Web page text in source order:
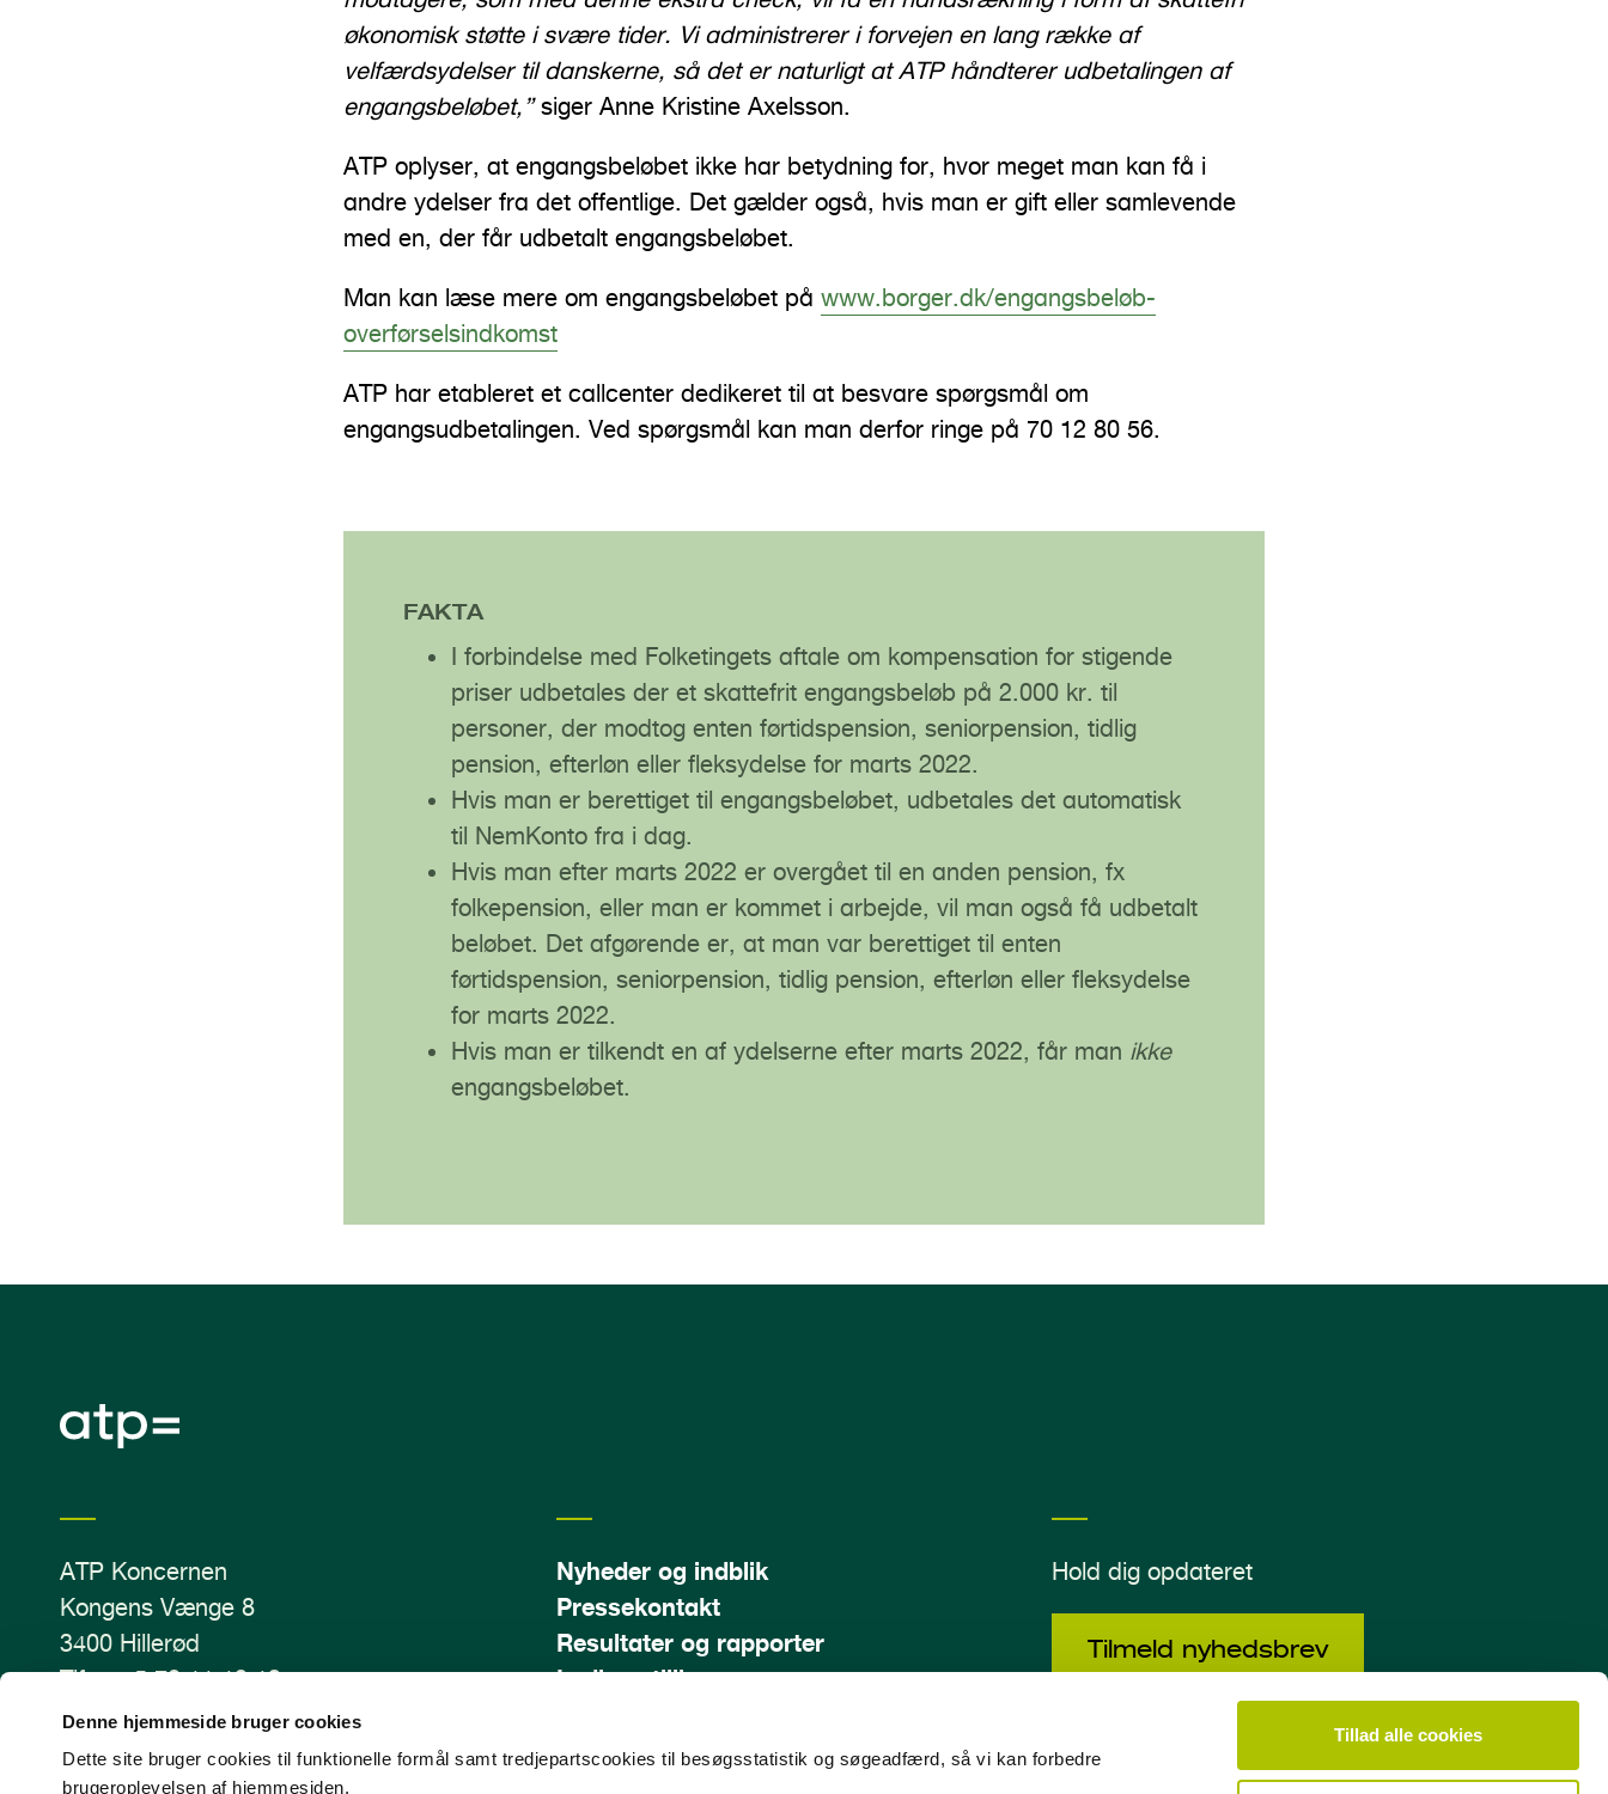
Denne hjemmeside bruger cookies
Dette site bruger cookies til funktionelle formål samt tredjepartscookies til besøgsstatistik og søgeadfærd, så vi kan forbedre
brugeroplevelsen af hjemmesiden.
Tillad alle cookies
økonomisk støtte i svære tider. Vi administrerer i forvejen en lang række af
velfærdsydelser til danskerne, så det er naturligt at ATP håndterer udbetalingen af
engangsbeløbet,”siger Anne Kristine Axelsson.
ATP oplyser, at engangsbeløbet ikke har betydning for, hvor meget man kan få i
andre ydelser fra det offentlige. Det gælder også, hvis man er gift eller samlevende
med en, der får udbetalt engangsbeløbet.
Man kan læse mere om engangsbeløbet på www.borger.dk/engangsbeløb-
overførselsindkomst
ATP har etableret et callcenter dedikeret til at besvare spørgsmål om
engangsudbetalingen. Ved spørgsmål kan man derfor ringe på 70 12 80 56.
FAKTA
I forbindelse med Folketingets aftale om kompensation for stigende
priser udbetales der et skattefrit engangsbeløb på 2.000 kr. til
personer, der modtog enten førtidspension, seniorpension, tidlig
pension, efterløn eller fleksydelse for marts 2022.
Hvis man er berettiget til engangsbeløbet, udbetales det automatisk
til NemKonto fra i dag.
Hvis man efter marts 2022 er overgået til en anden pension, fx
folkepension, eller man er kommet i arbejde, vil man også få udbetalt
beløbet. Det afgørende er, at man var berettiget til enten
førtidspension, seniorpension, tidlig pension, efterløn eller fleksydelse
for marts 2022.
Hvis man er tilkendt en af ydelserne efter marts 2022, får man ikke
engangsbeløbet.
ATP Koncernen
Kongens Vænge 8
3400 Hillerød
Tlf.: +45 70 11 12 13
CVR-nr. 43405810
Nyheder og indblik
Pressekontakt
Resultater og rapporter
Ledige stillinger
Hold dig opdateret
Tilmeld nyhedsbrev